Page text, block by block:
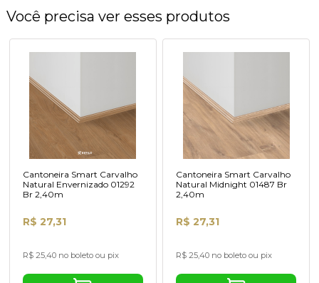
Você precisa ver esses produtos
Cantoneira Smart Carvalho
Natural Envernizado 01292
Br 2,40m
R$ 27,31
R$ 25,40 no boleto ou pix
Cantoneira Smart Carvalho
Natural Midnight 01487 Br
2,40m
R$ 27,31
R$ 25,40 no boleto ou pix